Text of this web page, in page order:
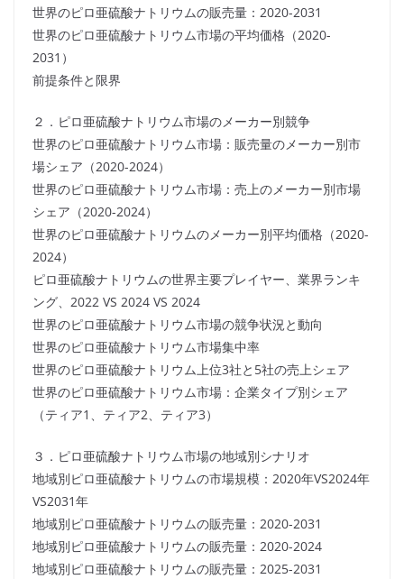
世界のピロ亜硫酸ナトリウムの販売量：2020-2031
世界のピロ亜硫酸ナトリウム市場の平均価格（2020-
2031）
前提条件と限界
２．ピロ亜硫酸ナトリウム市場のメーカー別競争
世界のピロ亜硫酸ナトリウム市場：販売量のメーカー別市
場シェア（2020-2024）
世界のピロ亜硫酸ナトリウム市場：売上のメーカー別市場
シェア（2020-2024）
世界のピロ亜硫酸ナトリウムのメーカー別平均価格（2020-
2024）
ピロ亜硫酸ナトリウムの世界主要プレイヤー、業界ランキ
ング、2022 VS 2024 VS 2024
世界のピロ亜硫酸ナトリウム市場の競争状況と動向
世界のピロ亜硫酸ナトリウム市場集中率
世界のピロ亜硫酸ナトリウム上位3社と5社の売上シェア
世界のピロ亜硫酸ナトリウム市場：企業タイプ別シェア
（ティア1、ティア2、ティア3）
３．ピロ亜硫酸ナトリウム市場の地域別シナリオ
地域別ピロ亜硫酸ナトリウムの市場規模：2020年VS2024年
VS2031年
地域別ピロ亜硫酸ナトリウムの販売量：2020-2031
地域別ピロ亜硫酸ナトリウムの販売量：2020-2024
地域別ピロ亜硫酸ナトリウムの販売量：2025-2031